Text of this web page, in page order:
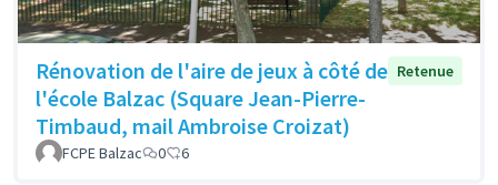
Rénovation de l'aire de jeux à côté de
l'école Balzac (Square Jean-Pierre-
Timbaud, mail Ambroise Croizat)
Retenue
FCPE Balzac 0 6